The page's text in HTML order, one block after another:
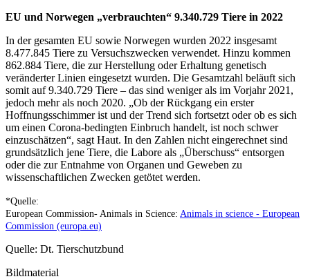
EU und Norwegen „verbrauchten“ 9.340.729 Tiere in 2022
In der gesamten EU sowie Norwegen wurden 2022 insgesamt
8.477.845 Tiere zu Versuchszwecken verwendet. Hinzu kommen
862.884 Tiere, die zur Herstellung oder Erhaltung genetisch
veränderter Linien eingesetzt wurden. Die Gesamtzahl beläuft sich
somit auf 9.340.729 Tiere – das sind weniger als im Vorjahr 2021,
jedoch mehr als noch 2020. „Ob der Rückgang ein erster
Hoffnungsschimmer ist und der Trend sich fortsetzt oder ob es sich
um einen Corona-bedingten Einbruch handelt, ist noch schwer
einzuschätzen“, sagt Haut. In den Zahlen nicht eingerechnet sind
grundsätzlich jene Tiere, die Labore als „Überschuss“ entsorgen
oder die zur Entnahme von Organen und Geweben zu
wissenschaftlichen Zwecken getötet werden.
*Quelle:
European Commission- Animals in Science: Animals in science - European
Commission (europa.eu)
Quelle: Dt. Tierschutzbund
Bildmaterial